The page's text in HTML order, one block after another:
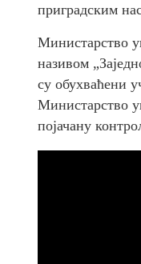
приградским
Министарство
називом
су обухваћени
Министарство
појачану